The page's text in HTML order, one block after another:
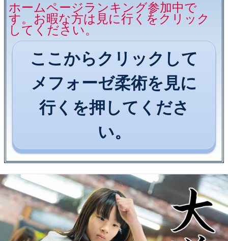
ホームページランキング参加中で
す。お暇な方は見に行くをクリック
してください。
ここからクリックして
メフォーゼ柔術を見に
行くを押してくださ
い。